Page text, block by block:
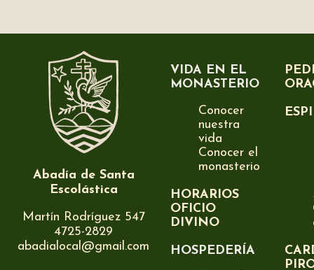
Abadía de Santa
Escolástica
Martín Rodríguez 547
4725-2829
abadialocal@gmail.com
VIDA EN EL
MONASTERIO
Conocer
nuestra
vida
Conocer el
monasterio
HORARIOS
OFICIO
DIVINO
HOSPEDERÍA